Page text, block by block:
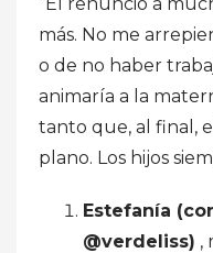
más. No me
o de no haber
animaría a la
tanto que, al final,
plano. Los hijos
Estefanía
@verdeliss) ,